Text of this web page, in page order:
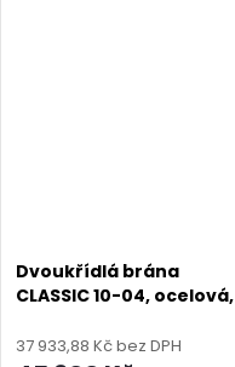
Dvoukřídlá brána
CLASSIC 10-04, ocelová,
(šířka 1200–6000 mm,
37 933,88 Kč bez DPH